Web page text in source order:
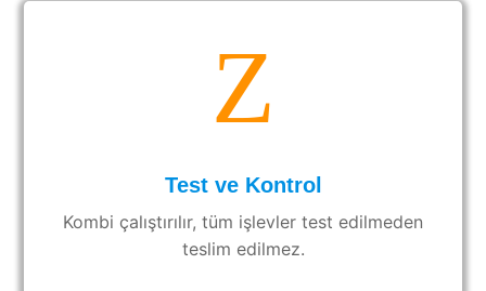
Z
Test ve Kontrol
Kombi çalıştırılır, tüm işlevler test edilmeden
teslim edilmez.